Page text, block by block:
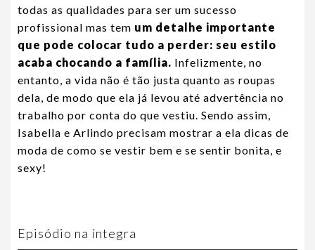
todas as qualidades para ser um sucesso
profissional mas tem um detalhe importante
que pode colocar tudo a perder: seu estilo
acaba chocando a família. Infelizmente, no
entanto, a vida não é tão justa quanto as roupas
dela, de modo que ela já levou até advertência no
trabalho por conta do que vestiu. Sendo assim,
Isabella e Arlindo precisam mostrar a ela dicas de
moda de como se vestir bem e se sentir bonita, e
sexy!
Episódio na íntegra